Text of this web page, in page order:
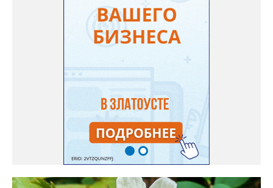
Только она хорошо зимует без укрытия. Всхожесть оказалась
на удивление хорошей: из пяти семян из каждой пачки четыре
взошли даже без стратификации. После покупки (по весне)
садовод советует сразу убрать семена в холодильник на два
месяца, а место посадки - мульчировать мелкой корой. Семена
самосевом в ней отлично прорастают. Если иногда срезать
сухие цветы и стряхивать семена вокруг куртины, лаванда
весной прорастет сама. Ещё один секрет – этот символ
Прованса не любит «вкусную» почву. Добавляйте в посадочную
яму гравий и песок – требуется хороший дренаж. В первый год
Екатерина рекомендует цветы убирать, чтобы силы куста
пошли на наращивание корневой системы. А со второго года
пусть лаванда цветёт во всю силу! Фото: Екатерина Бойко,
специально для «Златоуст.инфо». Обсуждение новости здесь
ВКОНТАКТЕ https://vk.com/newszlatoust74